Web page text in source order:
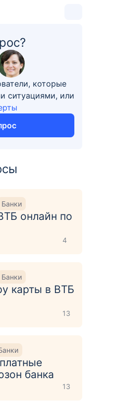
которые
ситуациями, или
Банки
онлайн по
4
Банки
карты в ВТБ
13
банка
13